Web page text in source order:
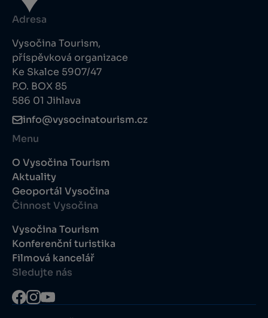
Adresa
Vysočina Tourism,
příspěvková organizace
Ke Skalce 5907/47
P.O. BOX 85
586 01 Jihlava
info@vysocinatourism.cz
Menu
O Vysočina Tourism
Aktuality
Geoportál Vysočina
Činnost Vysočina
Vysočina Tourism
Konferenční turistika
Filmová kancelář
Sledujte nás